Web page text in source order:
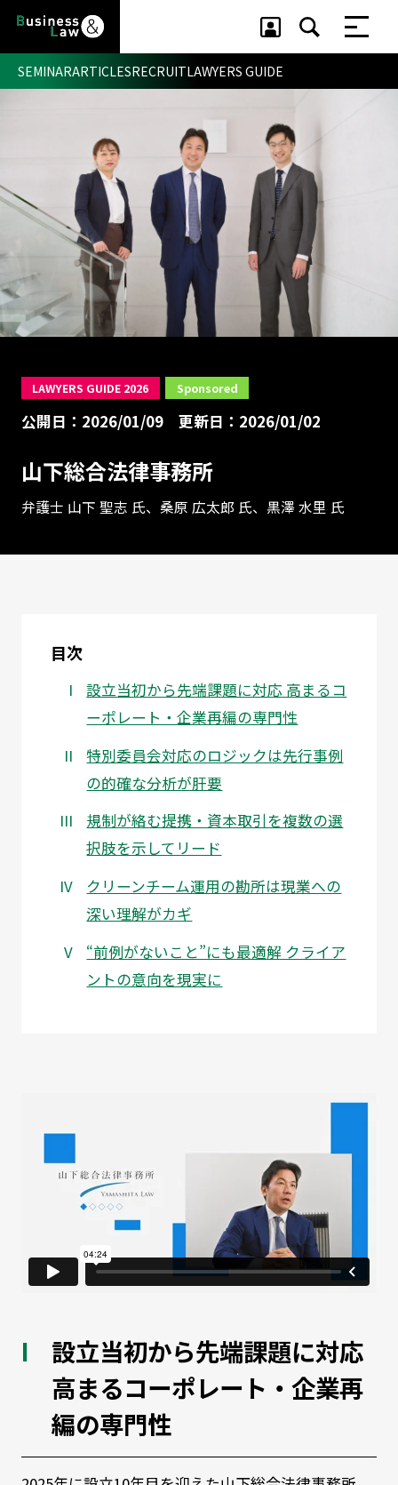
セミナー ・ 記事
セミナー
リクルート
SEMINARARTICLESRECRUITLAWYERS GUIDE
LAWYERS GUIDE 2026 Sponsored
公開日：2026/01/09更新日：2026/01/02
山下総合法律事務所
弁護士 山下 聖志 氏、桑原 広太郎 氏、黒澤 水里 氏
目次
設立当初から先端課題に対応 高まるコ
ーポレート・企業再編の専門性
特別委員会対応のロジックは先行事例
の的確な分析が肝要
規制が絡む提携・資本取引を複数の選
択肢を示してリード
クリーンチーム運用の勘所は現業への
深い理解がカギ
“前例がないこと”にも最適解 クライア
ントの意向を現実に
設立当初から先端課題に対応
高まるコーポレート・企業再
編の専門性